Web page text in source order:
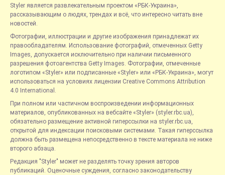
Styler является развлекательным проектом «РБК-Украина»,
рассказывающим о людях, трендах и всё, что интересно читать вне
новостей.
Фотографии, иллюстрации и другие изображения принадлежат их
правообладателям. Использование фотографий, отмеченных Getty
Images, допускается исключительно при наличии письменного
разрешения фотоагентства Getty Images. Фотографии, отмеченные
логотипом «Styler» или подписанные «Styler» или «РБК-Украина», могут
использоваться на условиях лицензии Creative Commons Attribution
4.0 International.
При полном или частичном воспроизведении информационных
материалов, опубликованных на вебсайте «Styler» (styler.rbc.ua),
обязательно размещение активной гиперссылки на styler.rbc.ua,
открытой для индексации поисковыми системами. Такая гиперссылка
должна быть размещена непосредственно в тексте материала не ниже
второго абзаца.
Редакция "Styler" может не разделять точку зрения авторов
публикаций. Оценочные суждения, согласно законодательству